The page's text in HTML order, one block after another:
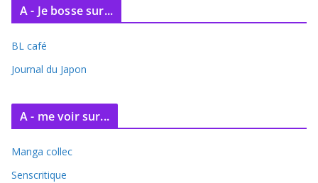
A - Je bosse sur...
BL café
Journal du Japon
A - me voir sur...
Manga collec
Senscritique